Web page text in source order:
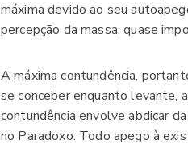
máxima devido ao seu
percepção da massa, quase
A máxima contundência,
se conceber enquanto levante,
contundência envolve abdicar
no Paradoxo. Todo apego à